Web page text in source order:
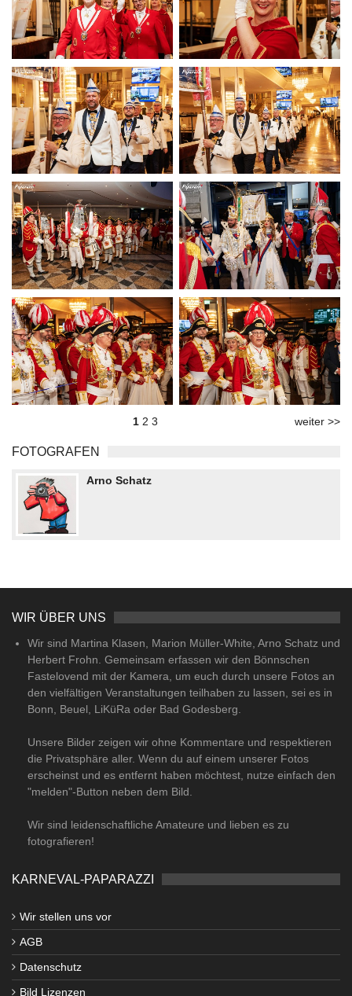
1 2 3 weiter >>
FOTOGRAFEN
Arno Schatz
WIR ÜBER UNS
Wir sind Martina Klasen, Marion Müller-White, Arno Schatz und
Herbert Frohn. Gemeinsam erfassen wir den Bönnschen
Fastelovend mit der Kamera, um euch durch unsere Fotos an
den vielfältigen Veranstaltungen teilhaben zu lassen, sei es in
Bonn, Beuel, LiKüRa oder Bad Godesberg.
Unsere Bilder zeigen wir ohne Kommentare und respektieren
die Privatsphäre aller. Wenn du auf einem unserer Fotos
erscheinst und es entfernt haben möchtest, nutze einfach den
"melden"-Button neben dem Bild.
Wir sind leidenschaftliche Amateure und lieben es zu
fotografieren!
KARNEVAL-PAPARAZZI
Wir stellen uns vor
AGB
Datenschutz
Bild Lizenzen